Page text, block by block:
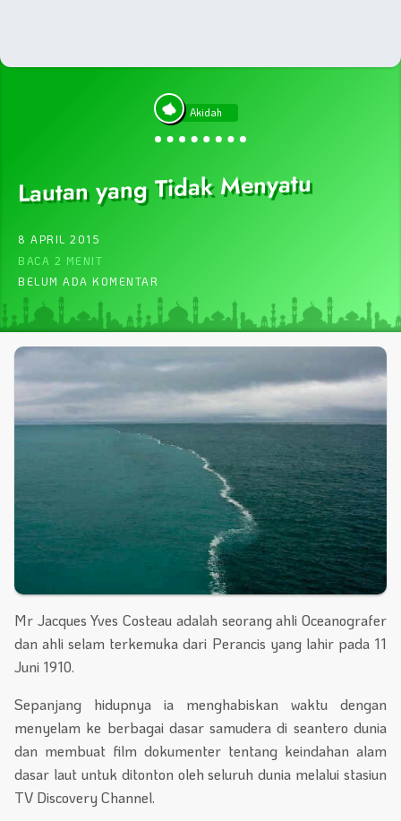
Akidah
Lautan yang Tidak Menyatu
8 APRIL 2015
BACA 2 MENIT
BELUM ADA KOMENTAR
Mr Jacques Yves Costeau adalah seorang ahli Oceanografer
dan ahli selam terkemuka dari Perancis yang lahir pada 11
Juni 1910.
Sepanjang hidupnya ia menghabiskan waktu dengan
menyelam ke berbagai dasar samudera di seantero dunia
dan membuat film dokumenter tentang keindahan alam
dasar laut untuk ditonton oleh seluruh dunia melalui stasiun
TV Discovery Channel.